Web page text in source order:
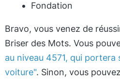
Fondation
Bravo, vous venez de
Briser des Mots. Vous
au niveau 4571, qui portera
voiture". Sinon, vous